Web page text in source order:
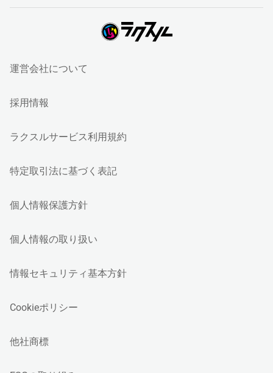
運営会社について
採用情報
ラクスルサービス利用規約
特定取引法に基づく表記
個人情報保護方針
個人情報の取り扱い
情報セキュリティ基本方針
Cookieポリシー
他社商標